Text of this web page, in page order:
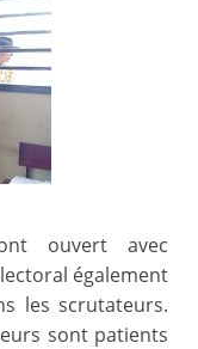
ouvert avec
également
les scrutateurs.
sont patients